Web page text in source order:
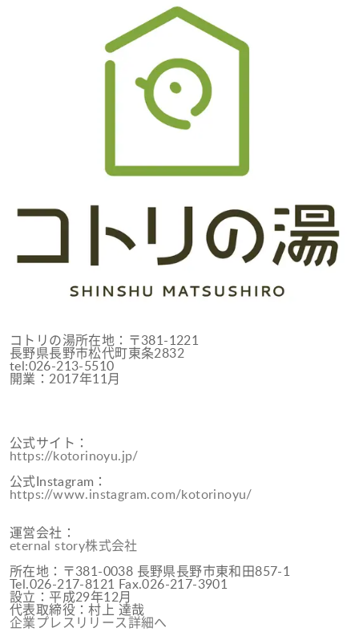
コトリの湯所在地：〒381-1221
長野県長野市松代町東条2832
tel:026-213-5510
開業：2017年11月
公式サイト：
https://kotorinoyu.jp/
公式Instagram：
https://www.instagram.com/kotorinoyu/
運営会社：
eternal story株式会社
所在地：〒381-0038 長野県長野市東和田857-1
Tel.026-217-8121 Fax.026-217-3901
設立：平成29年12月
代表取締役：村上 達哉
企業プレスリリース詳細へ